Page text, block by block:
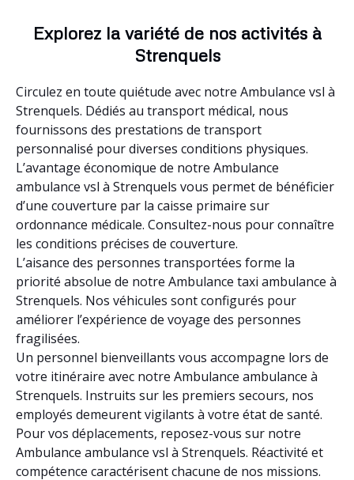
Explorez la variété de nos activités à
Strenquels
Circulez en toute quiétude avec notre Ambulance vsl à
Strenquels. Dédiés au transport médical, nous
fournissons des prestations de transport
personnalisé pour diverses conditions physiques.
L’avantage économique de notre Ambulance
ambulance vsl à Strenquels vous permet de bénéficier
d’une couverture par la caisse primaire sur
ordonnance médicale. Consultez-nous pour connaître
les conditions précises de couverture.
L’aisance des personnes transportées forme la
priorité absolue de notre Ambulance taxi ambulance à
Strenquels. Nos véhicules sont configurés pour
améliorer l’expérience de voyage des personnes
fragilisées.
Un personnel bienveillants vous accompagne lors de
votre itinéraire avec notre Ambulance ambulance à
Strenquels. Instruits sur les premiers secours, nos
employés demeurent vigilants à votre état de santé.
Pour vos déplacements, reposez-vous sur notre
Ambulance ambulance vsl à Strenquels. Réactivité et
compétence caractérisent chacune de nos missions.